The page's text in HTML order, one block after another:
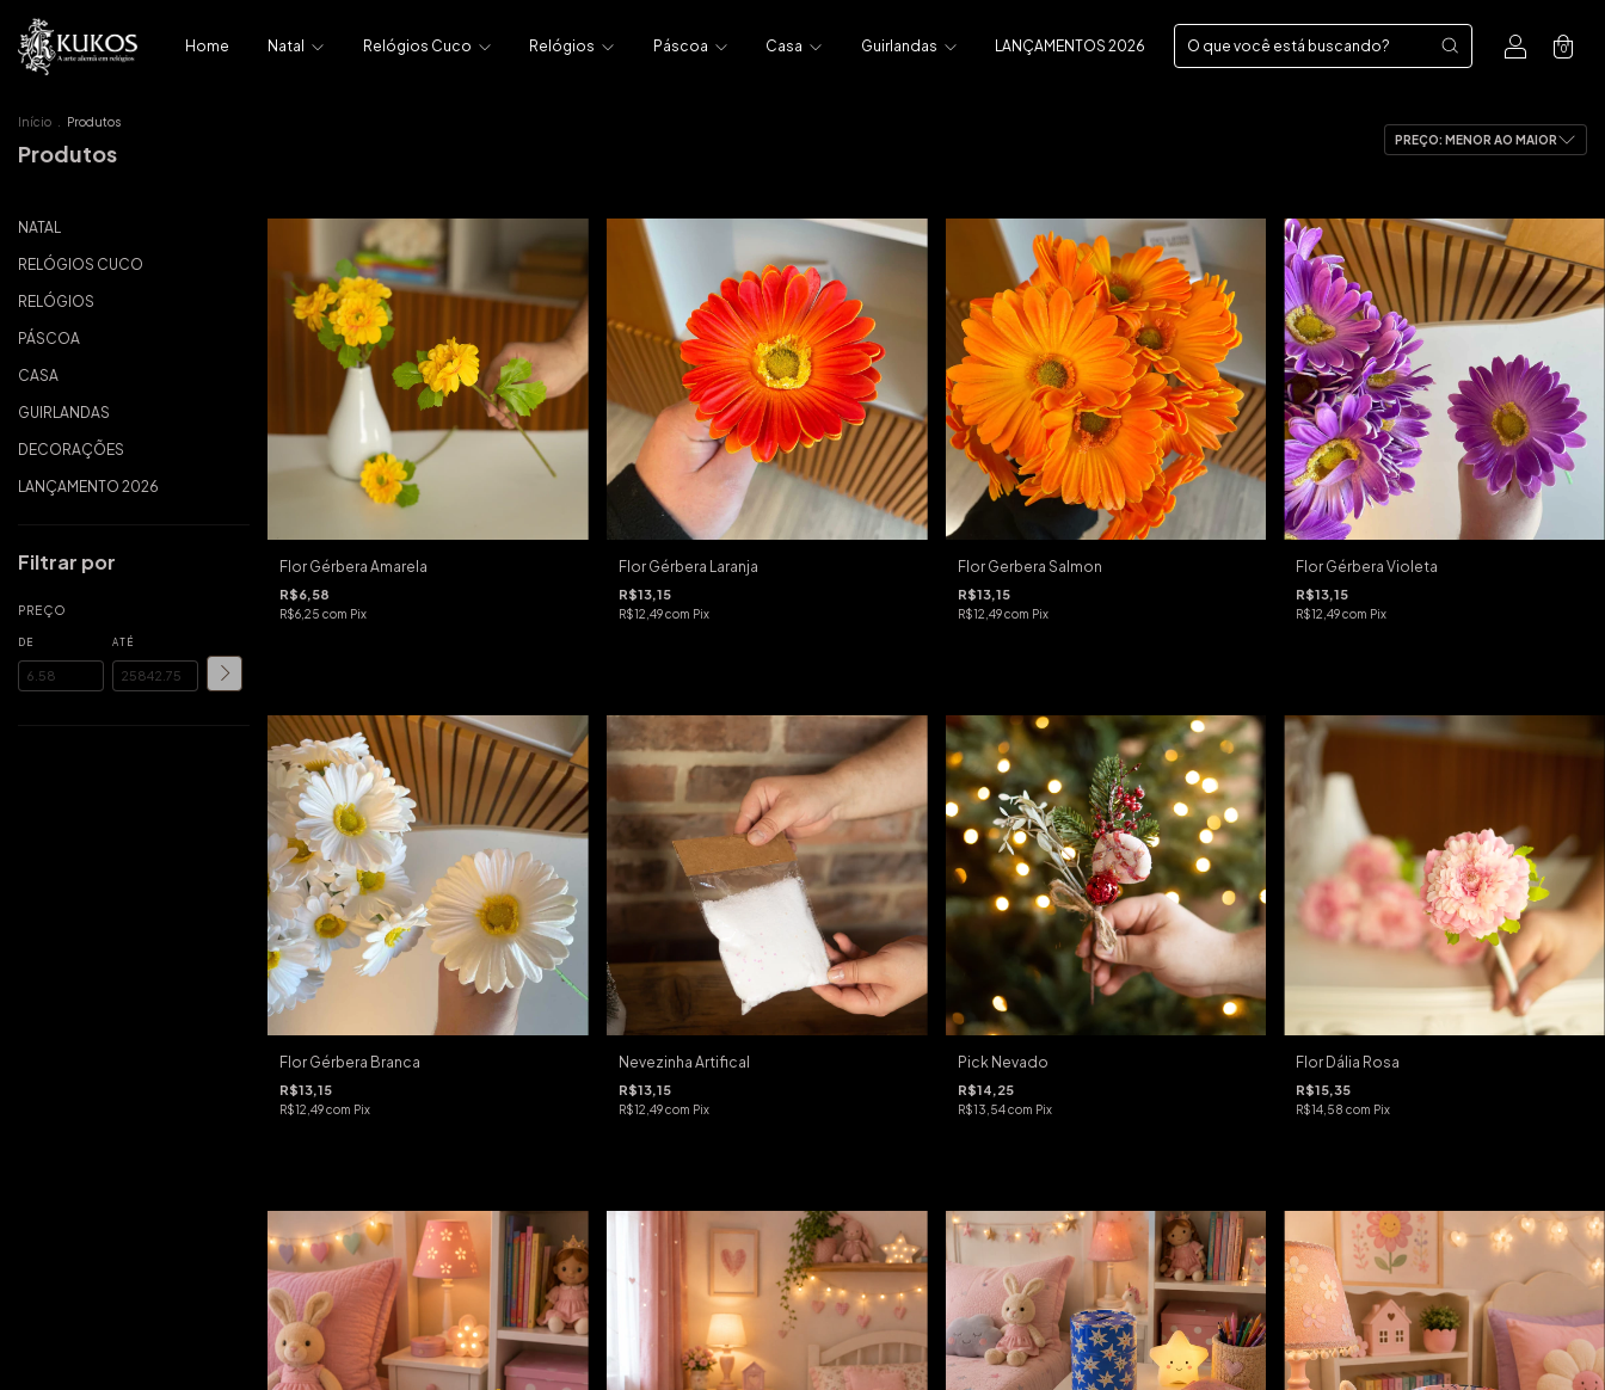
Home Natal Relógios Cuco Relógios Páscoa Casa Guirlandas LANÇAMENTOS 2026 0
Início Produtos
Produtos
NATAL
RELÓGIOS CUCO
RELÓGIOS
PÁSCOA
CASA
GUIRLANDAS
DECORAÇÕES
LANÇAMENTO 2026
Filtrar por
PREÇO
DE ATÉ
Flor Gérbera Amarela
R$6,58
R$6,25 com Pix
Flor Gérbera Laranja
R$13,15
R$12,49com Pix
Flor Gerbera Salmon
R$13,15
R$12,49com Pix
Flor Gérbera Violeta
R$13,15
R$12,49com Pix
Flor Gérbera Branca
R$13,15
R$12,49com Pix
Nevezinha Artifical
R$13,15
R$12,49com Pix
Pick Nevado
R$14,25
R$13,54com Pix
Flor Dália Rosa
R$15,35
R$14,58com Pix